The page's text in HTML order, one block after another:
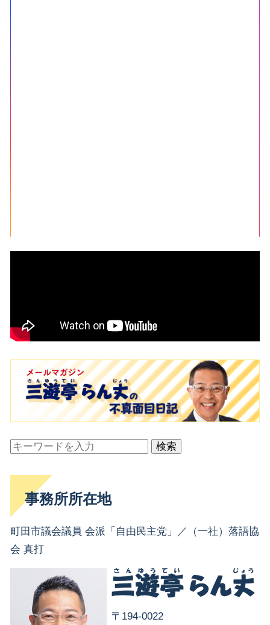
検索
事務所所在地
町田市議会議員 会派「自由民主党」／（一社）落語協
会 真打
〒194-0022